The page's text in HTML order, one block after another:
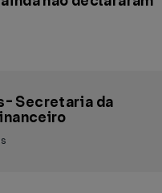
Secretaria da